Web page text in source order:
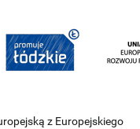
z Europejskiego